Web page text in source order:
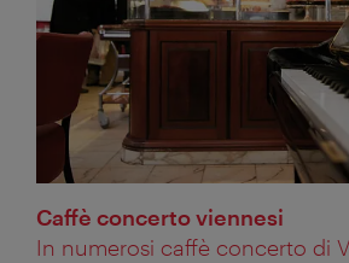
Caffè concerto viennesi
In numerosi caffè concerto di